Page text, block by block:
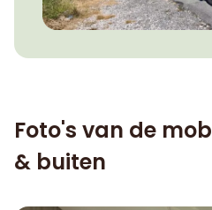
Foto's van de
& buiten